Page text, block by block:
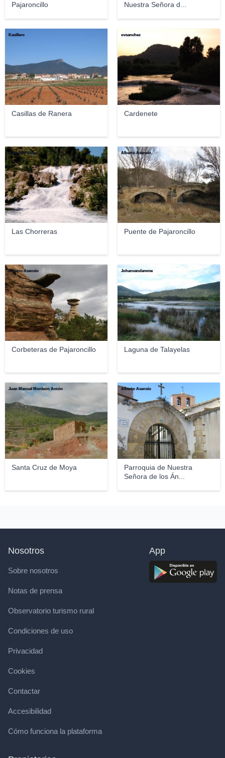
Pajaroncillo
Nuestra Señora d...
Casillas de Ranera
Kasillero
Cardenete
ovsanchez
Las Chorreras
José Saíz Valero
Puente de Pajaroncillo
Alberto Asensio
Corbeteras de Pajaroncillo
Alberto Asensio
Laguna de Talayelas
Johanvandamme
Santa Cruz de Moya
Juan Manuel Monleón Antón
Parroquia de Nuestra
Señora de los Án...
Alberto Asensio
Nosotros
Sobre nosotros
Notas de prensa
Observatorio turismo rural
Condiciones de uso
Privacidad
Cookies
Contactar
Accesibilidad
Cómo funciona la plataforma
App